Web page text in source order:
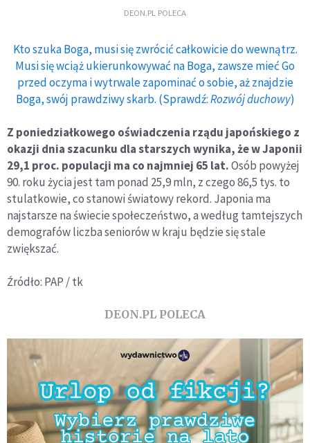
DEON.PL POLECA
Kto szuka Boga, musi się zwrócić całkowicie do wewnątrz.
Musi się wciąż ukierunkowywać na Boga, zawsze mieć Go
przed oczyma i wytrwale zapominać o sobie, aż znajdzie
Boga, swój prawdziwy skarb. (Sprawdź:Rozwój duchowy)
Z poniedziałkowego oświadczenia rządu japońskiego z
okazji dnia szacunku dla starszych wynika, że w Japonii
29,1 proc. populacji ma co najmniej 65 lat.Osób powyżej
90. roku życia jest tam ponad 25,9 mln, z czego 86,5 tys. to
stulatkowie, co stanowi światowy rekord. Japonia ma
najstarsze na świecie społeczeństwo, a według tamtejszych
demografów liczba seniorów w kraju będzie się stale
zwiększać.
Źródło: PAP / tk
DEON.PL POLECA